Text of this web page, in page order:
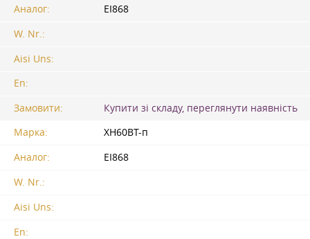
Аналог:
ЕІ868
W. Nr.:
Aisi Uns:
En:
Замовити:
Купити зі складу, переглянути наявність
Марка:
ХН60ВТ-п
Аналог:
ЕІ868
W. Nr.:
Aisi Uns:
En: